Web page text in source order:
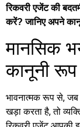
रिकवरी एजेंट की
करें? जानिए अपने
मानसिक
कानूनी
भावनात्मक रूप से, जब
खड़ा करता है, तो